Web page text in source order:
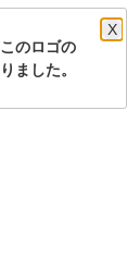
のロゴの
X
ました。